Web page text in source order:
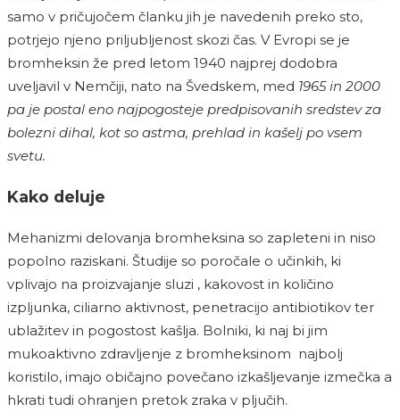
samo v pričujočem članku jih je navedenih preko sto,
potrjejo njeno priljubljenost skozi čas. V Evropi se je
bromheksin že pred letom 1940 najprej dodobra
uveljavil v Nemčiji, nato na Švedskem, med 1965 in 2000
pa je postal eno najpogosteje predpisovanih sredstev za
bolezni dihal, kot so astma, prehlad in kašelj po vsem
svetu.
Kako deluje
Mehanizmi delovanja bromheksina so zapleteni in niso
popolno raziskani. Študije so poročale o učinkih, ki
vplivajo na proizvajanje sluzi , kakovost in količino
izpljunka, ciliarno aktivnost, penetracijo antibiotikov ter
ublažitev in pogostost kašlja. Bolniki, ki naj bi jim
mukoaktivno zdravljenje z bromheksinom najbolj
koristilo, imajo običajno povečano izkašljevanje izmečka a
hkrati tudi ohranjen pretok zraka v pljučih.